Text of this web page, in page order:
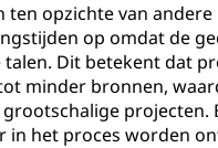
opzichte van
op omdat de
Dit betekent dat
minder bronnen,
projecten.
het proces worden